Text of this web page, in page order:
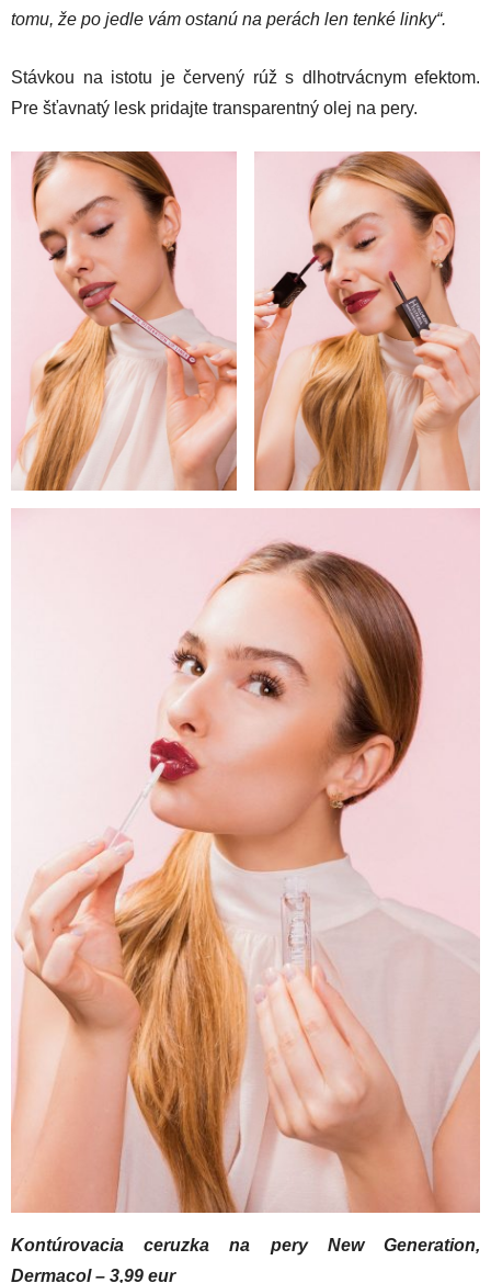
tomu, že po jedle vám ostanú na perách len tenké linky“.
Stávkou na istotu je červený rúž s dlhotrvácnym efektom.
Pre šťavnatý lesk pridajte transparentný olej na pery.
Kontúrovacia ceruzka na pery New Generation,
Dermacol – 3,99 eur